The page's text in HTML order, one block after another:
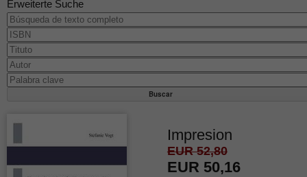
Erweiterte Suche
Impresion
EUR 52,80
EUR 50,16